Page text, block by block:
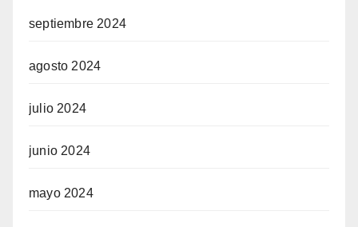
septiembre 2024
agosto 2024
julio 2024
junio 2024
mayo 2024